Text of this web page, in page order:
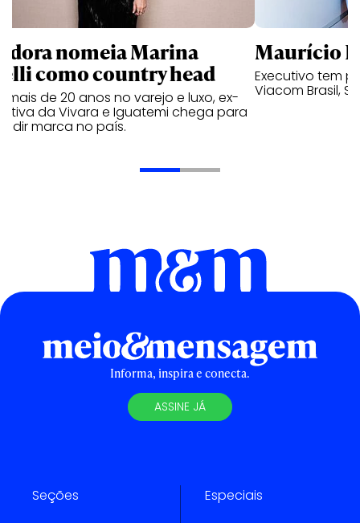
nomeia Marina
como country head
mais de 20 anos no varejo e luxo, ex-
da Vivara e Iguatemi chega para
marca no país.
Maurício
Executivo tem
Viacom Brasil,
Informa, inspira e conecta.
ASSINE JÁ
Seções Especiais